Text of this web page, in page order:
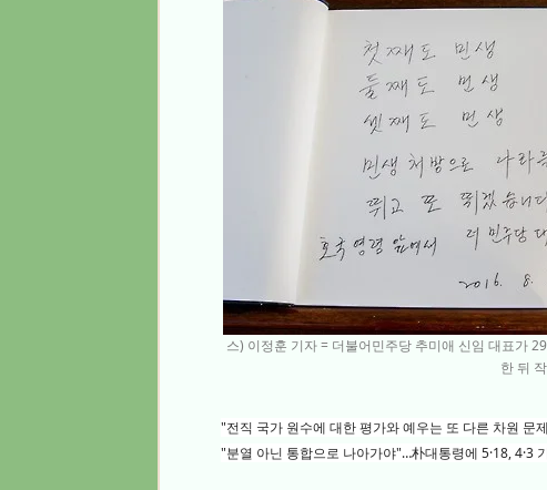
스) 이정훈 기자 = 더불어민주당 추미애 신임 대표가
한 뒤
"전직 국가 원수에 대한 평가와 예우는 또 다른 차원 문
"분열 아닌 통합으로 나아가야"…朴대통령에 5·18, 4·3